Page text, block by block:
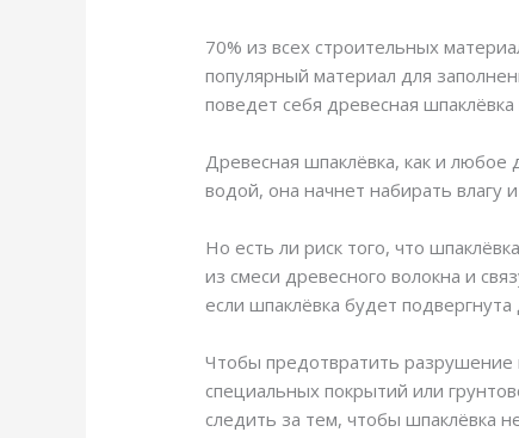
70% из всех строительных
популярный материал для
поведет себя древесная
Древесная шпаклёвка, как и любое
водой, она начнет набирать
Но есть ли риск того, что
из смеси древесного волокна и
если шпаклёвка будет
Чтобы предотвратить
специальных покрытий или
следить за тем, чтобы шпаклёвка